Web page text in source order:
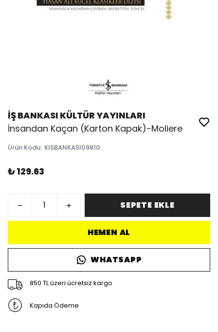
İŞ BANKASI KÜLTÜR YAYINLARI
İnsandan Kaçan (Karton Kapak)-Moliere
Ürün Kodu: KISBANKASI09810
₺ 129.63
SEPETE EKLE
HEMEN AL
WHATSAPP
850 TL üzeri ücretsiz kargo
Kapıda Ödeme